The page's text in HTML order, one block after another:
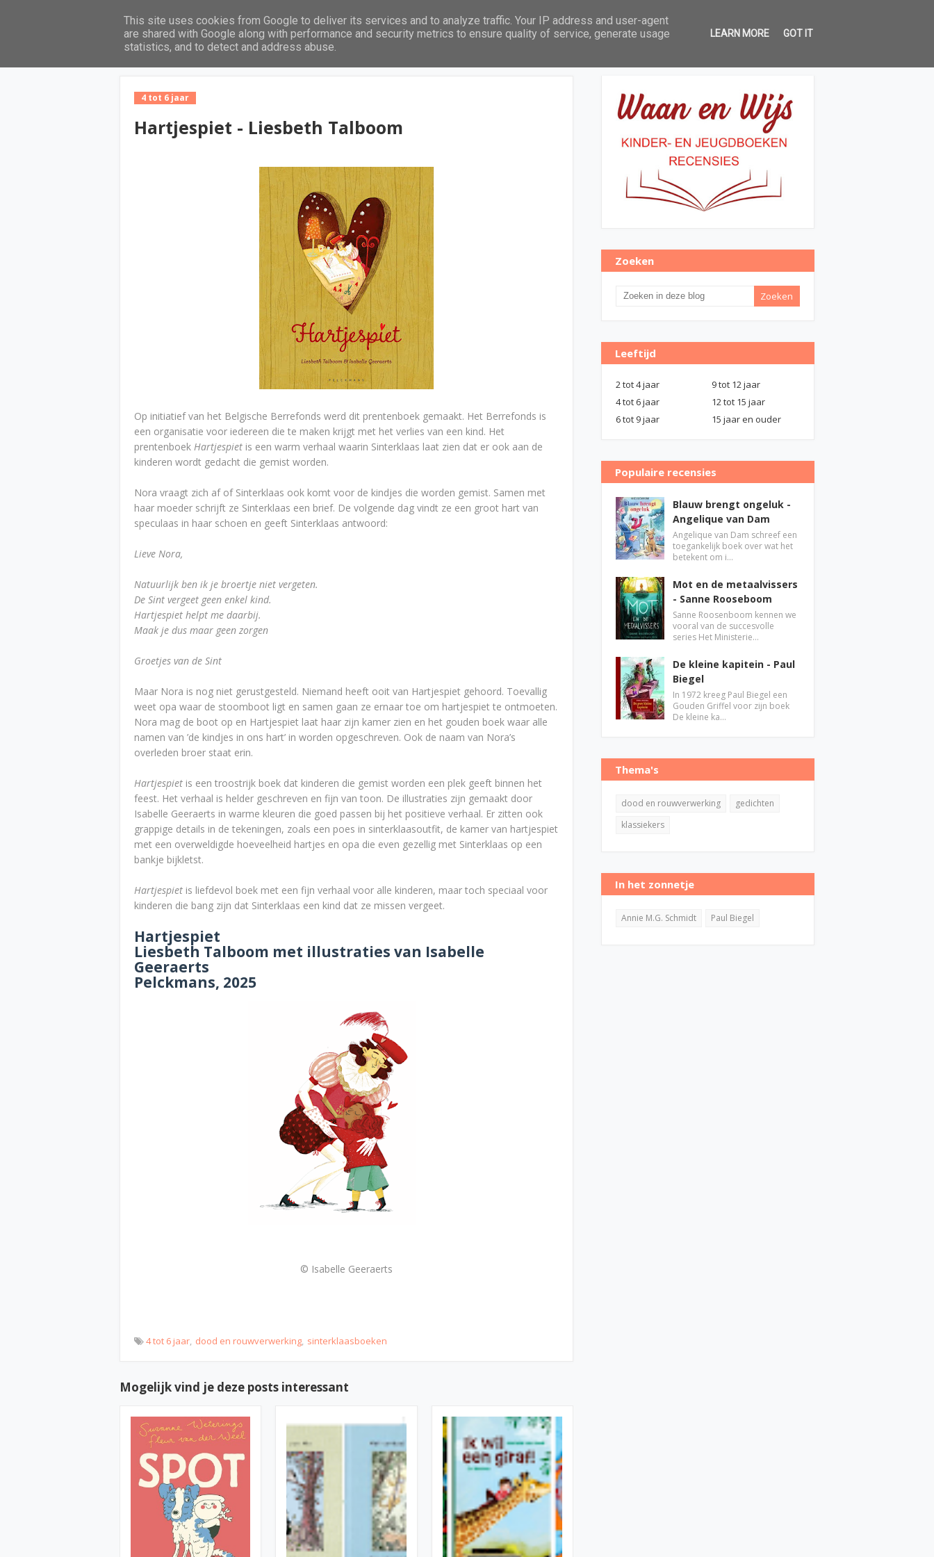
Home Leeftijd Thema's Pabo leeslijst In het zonnetje Over Waan en Wijs
4 tot 6 jaar
Hartjespiet - Liesbeth Talboom
Op initiatief van het Belgische Berrefonds werd dit prentenboek gemaakt. Het Berrefonds is
een organisatie voor iedereen die te maken krijgt met het verlies van een kind. Het
prentenboek Hartjespiet is een warm verhaal waarin Sinterklaas laat zien dat er ook aan de
kinderen wordt gedacht die gemist worden.
Nora vraagt zich af of Sinterklaas ook komt voor de kindjes die worden gemist. Samen met
haar moeder schrijft ze Sinterklaas een brief. De volgende dag vindt ze een groot hart van
speculaas in haar schoen en geeft Sinterklaas antwoord:
Lieve Nora,
Natuurlijk ben ik je broertje niet vergeten.
De Sint vergeet geen enkel kind.
Hartjespiet helpt me daarbij.
Maak je dus maar geen zorgen
Groetjes van de Sint
Maar Nora is nog niet gerustgesteld. Niemand heeft ooit van Hartjespiet gehoord. Toevallig
weet opa waar de stoomboot ligt en samen gaan ze ernaar toe om hartjespiet te ontmoeten.
Nora mag de boot op en Hartjespiet laat haar zijn kamer zien en het gouden boek waar alle
namen van ’de kindjes in ons hart’ in worden opgeschreven. Ook de naam van Nora’s
overleden broer staat erin.
Hartjespiet is een troostrijk boek dat kinderen die gemist worden een plek geeft binnen het
feest. Het verhaal is helder geschreven en fijn van toon. De illustraties zijn gemaakt door
Isabelle Geeraerts in warme kleuren die goed passen bij het positieve verhaal. Er zitten ook
grappige details in de tekeningen, zoals een poes in sinterklaasoutfit, de kamer van hartjespiet
met een overweldigde hoeveelheid hartjes en opa die even gezellig met Sinterklaas op een
bankje bijkletst.
Hartjespiet is liefdevol boek met een fijn verhaal voor alle kinderen, maar toch speciaal voor
kinderen die bang zijn dat Sinterklaas een kind dat ze missen vergeet.
Hartjespiet
Liesbeth Talboom met illustraties van Isabelle
Geeraerts
Pelckmans, 2025
© Isabelle Geeraerts
4 tot 6 jaar dood en rouwverwerking sinterklaasboeken
Mogelijk vind je deze posts interessant
Zoeken
Leeftijd
2 tot 4 jaar
9 tot 12 jaar
4 tot 6 jaar
12 tot 15 jaar
6 tot 9 jaar
15 jaar en ouder
Populaire recensies
Blauw brengt ongeluk -
Angelique van Dam
Angelique van Dam schreef een
toegankelijk boek over wat het
betekent om i…
Mot en de metaalvissers
- Sanne Rooseboom
Sanne Roosenboom kennen we
vooral van de succesvolle
series Het Ministerie…
De kleine kapitein - Paul
Biegel
In 1972 kreeg Paul Biegel een
Gouden Griffel voor zijn boek
De kleine ka…
Thema's
dood en rouwverwerking
gedichten
klassiekers
In het zonnetje
Annie M.G. Schmidt Paul Biegel
This site uses cookies from Google to deliver its services and to analyze traffic. Your IP address and user-agent
are shared with Google along with performance and security metrics to ensure quality of service, generate usage
statistics, and to detect and address abuse.
LEARN MORE GOT IT